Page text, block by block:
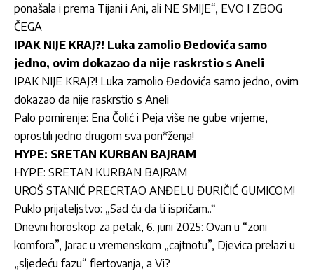
ponašala i prema Tijani i Ani, ali NE SMIJE“, EVO I ZBOG
ČEGA
IPAK NIJE KRAJ?! Luka zamolio Đedovića samo
jedno, ovim dokazao da nije raskrstio s Aneli
IPAK NIJE KRAJ?! Luka zamolio Đedovića samo jedno, ovim
dokazao da nije raskrstio s Aneli
Palo pomirenje: Ena Čolić i Peja više ne gube vrijeme,
oprostili jedno drugom sva pon*ženja!
HYPE: SRETAN KURBAN BAJRAM
HYPE: SRETAN KURBAN BAJRAM
UROŠ STANIĆ PRECRTAO ANĐELU ĐURIČIĆ GUMICOM!
Puklo prijateljstvo: „Sad ću da ti ispričam..“
Dnevni horoskop za petak, 6. juni 2025: Ovan u “zoni
komfora”, Jarac u vremenskom „cajtnotu”, Djevica prelazi u
„sljedeću fazu“ flertovanja, a Vi?